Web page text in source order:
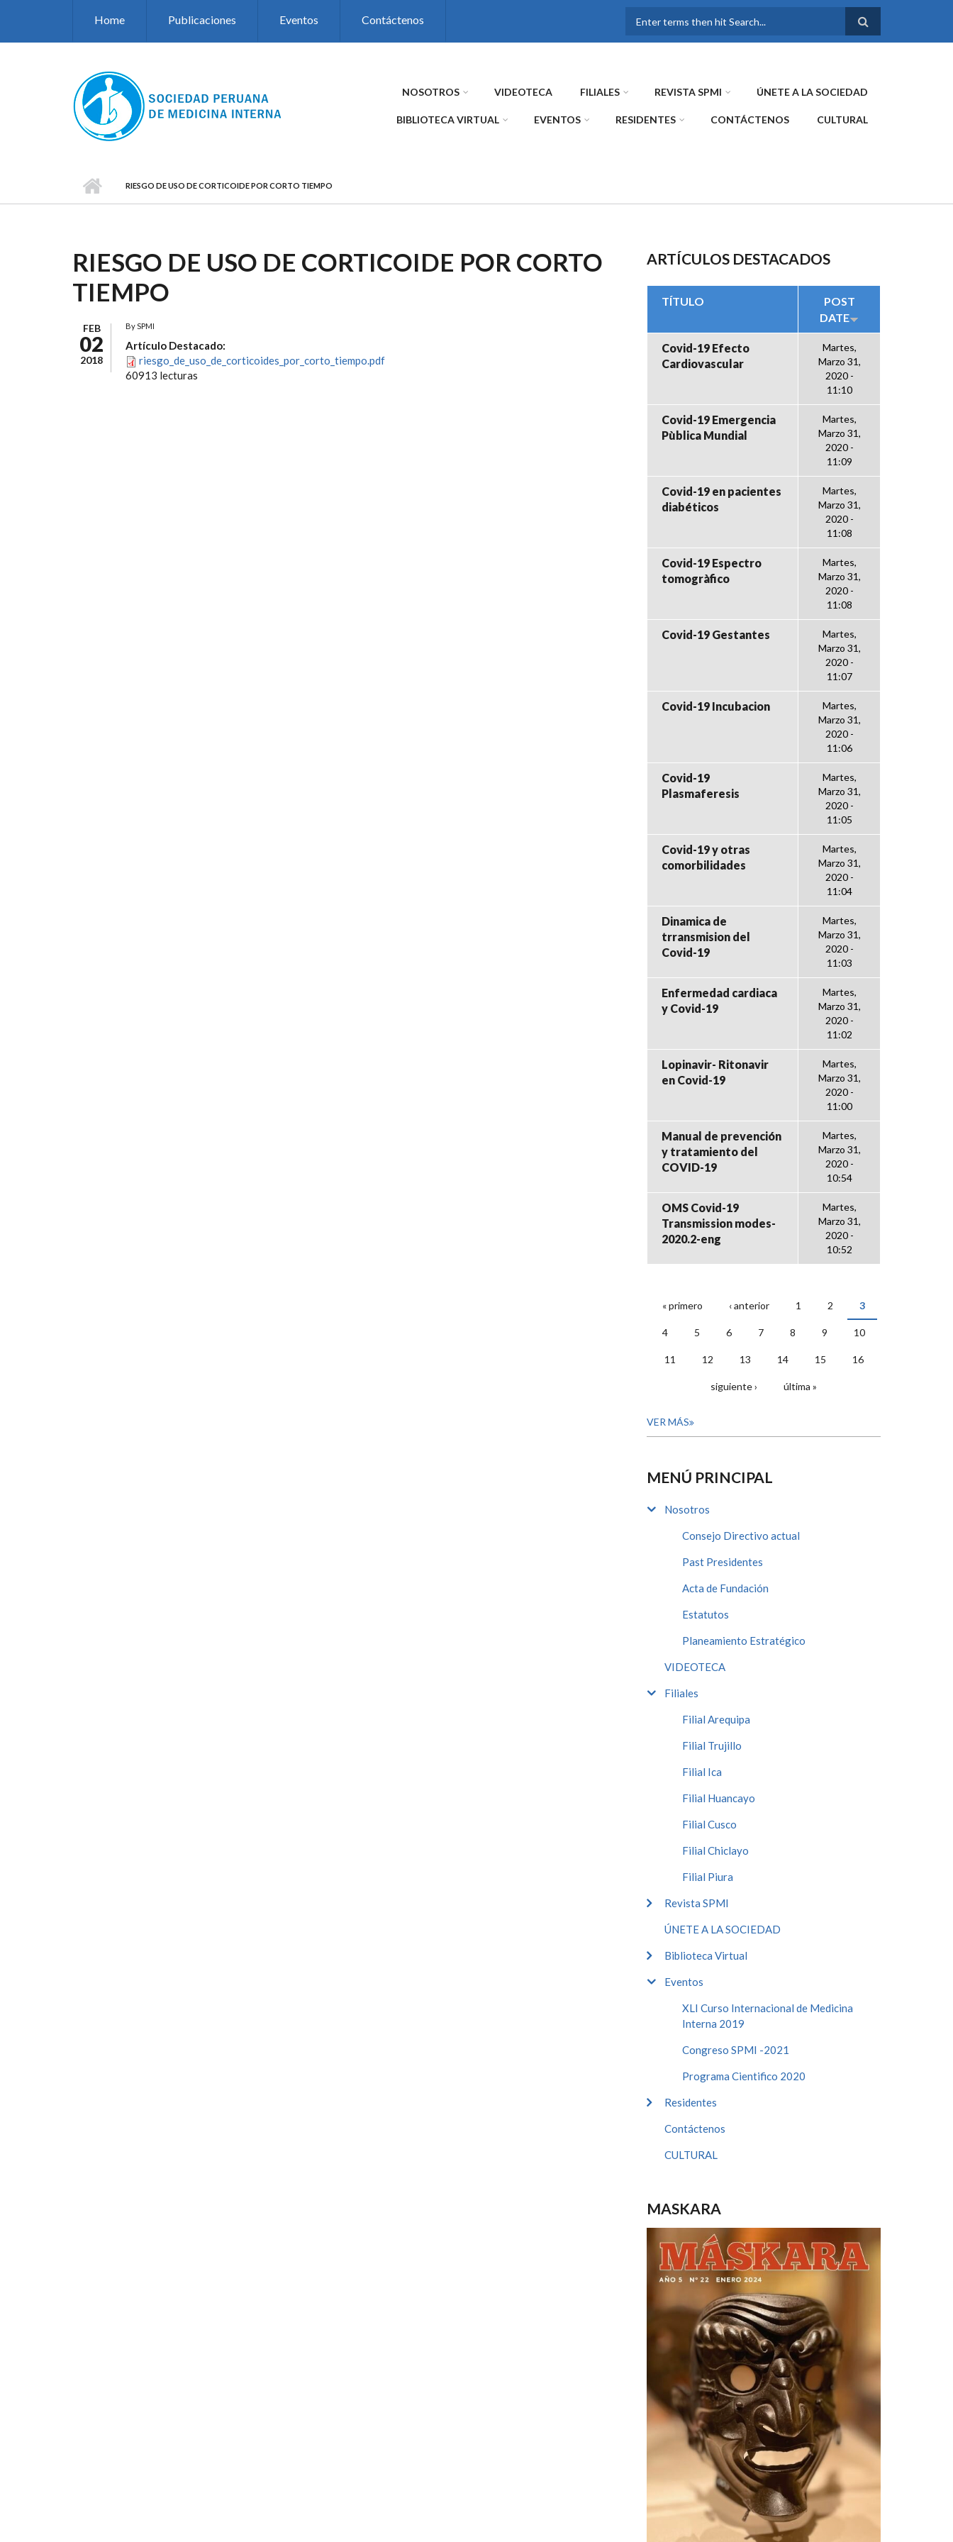
Home Publicaciones Eventos Contáctenos
FORMULARIO DE
NOSOTROS VIDEOTECA FILIALES REVISTA SPMI ÚNETE A LA SOCIEDAD
BIBLIOTECA VIRTUAL EVENTOS RESIDENTES CONTÁCTENOS CULTURAL
RIESGO DE USO DE CORTICOIDE POR CORTO TIEMPO
RIESGO DE USO DE CORTICOIDE POR CORTO
TIEMPO
FEB
02
2018
BySPMI
Artículo Destacado:
riesgo_de_uso_de_corticoides_por_corto_tiempo.pdf
60913 lecturas
ARTÍCULOS DESTACADOS
TÍTULO
POST
DATE
Covid-19 Efecto
Cardiovascular
Martes,
Marzo 31,
2020 -
11:10
Covid-19 Emergencia
Pùblica Mundial
Martes,
Marzo 31,
2020 -
11:09
Covid-19 en pacientes
diabéticos
Martes,
Marzo 31,
2020 -
11:08
Covid-19 Espectro
tomogràfico
Martes,
Marzo 31,
2020 -
11:08
Covid-19 Gestantes
Martes,
Marzo 31,
2020 -
11:07
Covid-19 Incubacion
Martes,
Marzo 31,
2020 -
11:06
Covid-19
Plasmaferesis
Martes,
Marzo 31,
2020 -
11:05
Covid-19 y otras
comorbilidades
Martes,
Marzo 31,
2020 -
11:04
Dinamica de
trransmision del
Covid-19
Martes,
Marzo 31,
2020 -
11:03
Enfermedad cardiaca
y Covid-19
Martes,
Marzo 31,
2020 -
11:02
Lopinavir- Ritonavir
en Covid-19
Martes,
Marzo 31,
2020 -
11:00
Manual de prevención
y tratamiento del
COVID-19
Martes,
Marzo 31,
2020 -
10:54
OMS Covid-19
Transmission modes-
2020.2-eng
Martes,
Marzo 31,
2020 -
10:52
PÁGINAS
« primero ‹ anterior 1 2 3
4 5 6 7 8 9 10
11 12 13 14 15 16
siguiente › última »
VER MÁS
MENÚ PRINCIPAL
Nosotros
Consejo Directivo actual
Past Presidentes
Acta de Fundación
Estatutos
Planeamiento Estratégico
VIDEOTECA
Filiales
Filial Arequipa
Filial Trujillo
Filial Ica
Filial Huancayo
Filial Cusco
Filial Chiclayo
Filial Piura
Revista SPMI
ÚNETE A LA SOCIEDAD
Biblioteca Virtual
Eventos
XLI Curso Internacional de Medicina
Interna 2019
Congreso SPMI -2021
Programa Cientifico 2020
Residentes
Contáctenos
CULTURAL
MASKARA